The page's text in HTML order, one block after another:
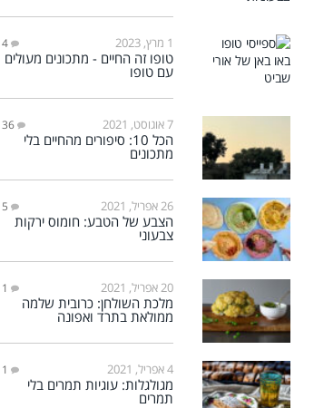
1 מרץ, 2023 4
טופו זה החיים - מתכונים מעולים
עם טופו
7 אוגוסט, 2021 36
הכל 10: סיפורים מהחיים בלי
מתכונים
26 אפריל, 2021 5
הצבע של הטבע: חומוס ירקות
צבעוני
20 אפריל, 2021 1
מלכת השולחן: כרובית שלמה
ממולאת בתרד ואפונה
4 אפריל, 2021 1
מגולגלות: עוגיות תמרים בלי
תמרים